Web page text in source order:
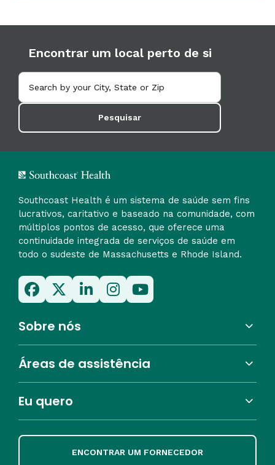
Encontrar um local perto de si
Pesquisar
Southcoast Health é um sistema de saúde sem fins
lucrativos, caritativo e baseado na comunidade, com
múltiplos pontos de acesso, que oferece uma
continuidade integrada de serviços de saúde em
todo o sudeste de Massachusetts e Rhode Island.
Sobre nós
Áreas de assistência
Eu quero
ENCONTRAR UM FORNECEDOR